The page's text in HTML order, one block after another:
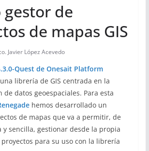
gestor de
de mapas GIS
Javier López Acevedo
Quest de Onesait Platform
librería de GIS centrada en la
de datos geoespaciales. Para esta
hemos desarrollado un
de mapas que va a permitir, de
y sencilla, gestionar desde la propia
para su uso con la librería